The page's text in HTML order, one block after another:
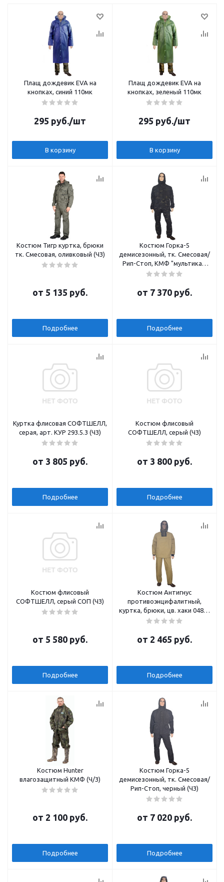
Плащ дождевик EVA на
кнопках, синий 110мк
295 руб./шт
В корзину
Плащ дождевик EVA на
кнопках, зеленый 110мк
295 руб./шт
В корзину
Костюм Тигр куртка, брюки
тк. Смесовая, оливковый (ЧЗ)
от 5 135 руб.
Подробнее
Костюм Горка-5
демисезонный, тк. Смесовая/
Рип-Стоп, КМФ "мультикам
City"(ЧЗ)
от 7 370 руб.
Подробнее
Куртка флисовая СОФТШЕЛЛ,
серая, арт. КУР 293.5.3 (ЧЗ)
от 3 805 руб.
Подробнее
Костюм флисовый
СОФТШЕЛЛ, серый (ЧЗ)
от 3 800 руб.
Подробнее
Костюм флисовый
СОФТШЕЛЛ, серый СОП (ЧЗ)
от 5 580 руб.
Подробнее
Костюм Антигнус
противоэнцифалитный,
куртка, брюки, цв. хаки 04846
(ЧЗ)
от 2 465 руб.
Подробнее
Костюм Hunter
влагозащитный КМФ (Ч/З)
от 2 100 руб.
Подробнее
Костюм Горка-5
демисезонный, тк. Смесовая/
Рип-Стоп, черный (ЧЗ)
от 7 020 руб.
Подробнее